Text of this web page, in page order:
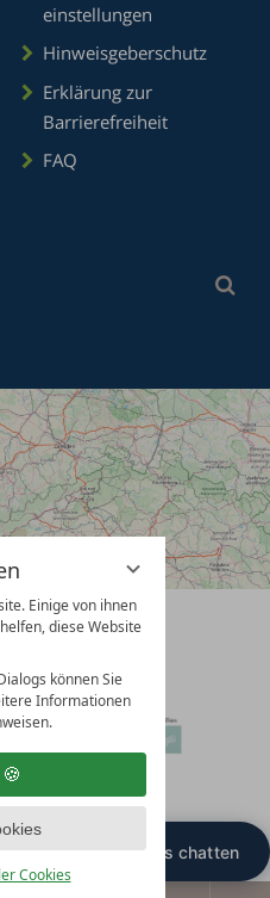
Einige von ihnen
diese Website
können Sie
Informationen
Cookies
einstellungen
Hinweisgeberschutz
Erklärung zur
Barrierefreiheit
FAQ